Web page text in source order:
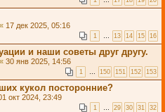
« 17 дек 2025, 05:16
1 … 13 14 15 16
и наши советы друг другу.
« 30 янв 2025, 14:56
1 … 150 151 152 153
кукол посторонние?
окт 2024, 23:49
1 … 29 30 31 32